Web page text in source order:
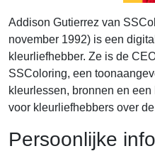
Addison Gutierrez van
november 1992) is een
kleurliefhebber. Ze is de
SSColoring, een
kleurlessen, bronnen en
voor kleurliefhebbers over
Persoonlijke